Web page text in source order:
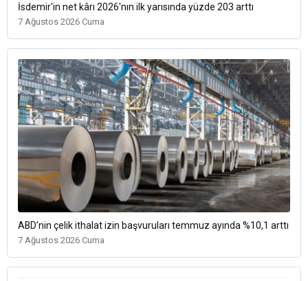
İsdemir'in net kârı 2026'nın ilk yarısında yüzde 203 arttı
7 Ağustos 2026 Cuma
ABD’nin çelik ithalat izin başvuruları temmuz ayında %10,1 arttı
7 Ağustos 2026 Cuma